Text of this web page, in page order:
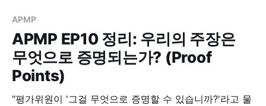
APMP
APMP EP10 정리: 우리의 주장은
무엇으로 증명되는가? (Proof
Points)
"평가위원이 '그걸 무엇으로 증명할 수 있습니까?'라고 물